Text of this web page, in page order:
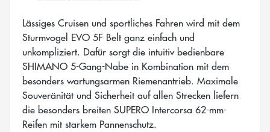
Lässiges Cruisen und sportliches Fahren wird mit dem
Sturmvogel EVO 5F Belt ganz einfach und
unkompliziert. Dafür sorgt die intuitiv bedienbare
SHIMANO 5-Gang-Nabe in Kombination mit dem
besonders wartungsarmen Riemenantrieb. Maximale
Souveränität und Sicherheit auf allen Strecken liefern
die besonders breiten SUPERO Intercorsa 62-mm-
Reifen mit starkem Pannenschutz.